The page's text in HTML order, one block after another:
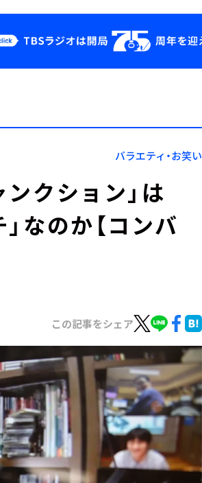
YouTube
会社情報
バラエティ・お笑い
クション」は
なのか【コンバ
この記事をシェア